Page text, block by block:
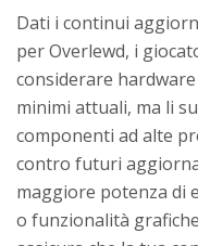
Dati i continui
per Overlewd, i
considerare
minimi attuali, ma li
componenti ad alte
contro futuri
maggiore potenza di
o funzionalità